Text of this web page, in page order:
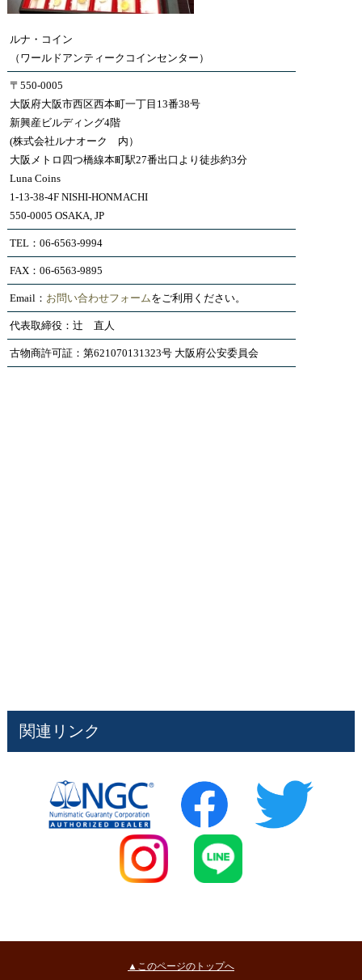
ルナ・コイン
（ワールドアンティークコインセンター）
〒550-0005
大阪府大阪市西区西本町一丁目13番38号
新興産ビルディング4階
(株式会社ルナオーク 内）
大阪メトロ四つ橋線本町駅27番出口より徒歩約3分
Luna Coins
1-13-38-4F NISHI-HONMACHI
550-0005 OSAKA, JP
TEL：06-6563-9994
FAX：06-6563-9895
Email： お問い合わせフォームをご利用ください。
代表取締役：辻 直人
古物商許可証：第621070131323号 大阪府公安委員会
関連リンク
▲このページのトップへ